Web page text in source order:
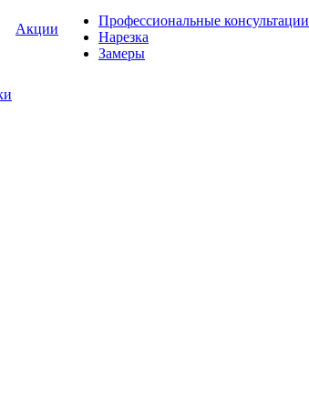
Акции
Профессиональные консультации
Нарезка
Замеры